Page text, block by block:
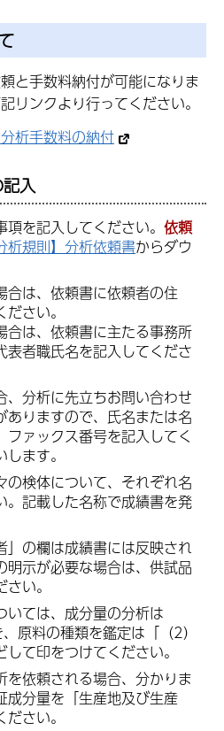
と手数料納付が可能になりま
リンクより行ってください。
析手数料の納付
入
項を記入 してください。依頼
析規則】分析依頼書からダウ
合は、依頼書に依頼者の住
ださい。
合は、依頼書に主たる事務所
表者職氏名を記入 してくださ
、分析に先立ちお問い合わせ
ありますので、氏名または名
ァックス番号を記入してく
ます。
の検体について、それぞれ名
。記載した名称で成績書を発
」の欄は成績書には反映され
明示が必要な場合は、供試品
い。
いては、成分量の分析は
原料の種類を鑑定は「（2）
て印をつけてください。
を依頼される場合、分かりま
成分量を「生産地及び生産
さい。